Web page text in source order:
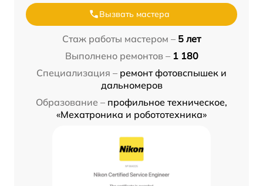
Вызвать мастера
Стаж работы мастером – 5 лет
Выполнено ремонтов – 1 180
Специализация – ремонт фотовспышек и
дальномеров
Образование – профильное техническое,
«Мехатроника и робототехника»